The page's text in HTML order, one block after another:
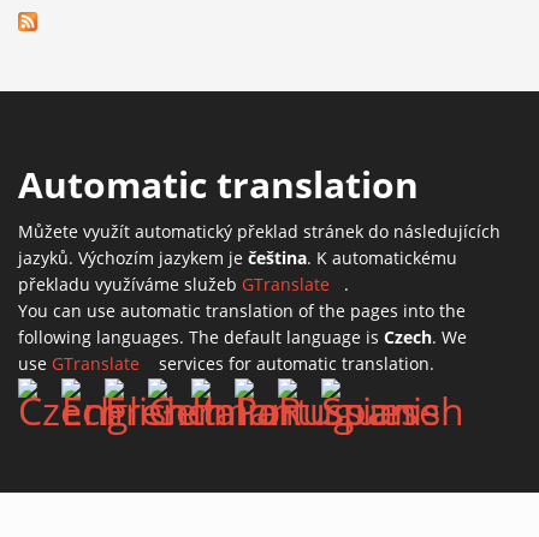
Automatic translation
Můžete využít automatický překlad stránek do následujících
jazyků. Výchozím jazykem je čeština. K automatickému
překladu využíváme služeb GTranslate (link is external)
.
You can use automatic translation of the pages into the
following languages. The default language is Czech. We
use GTranslate (link is external)
services for automatic translation.